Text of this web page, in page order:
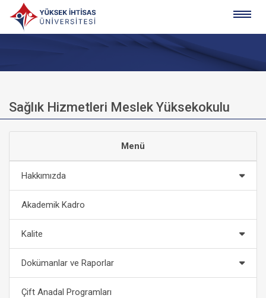
Sağlık Hizmetleri Meslek Yüksekokulu
Menü
Hakkımızda
Akademik Kadro
Kalite
Dokümanlar ve Raporlar
Çift Anadal Programları